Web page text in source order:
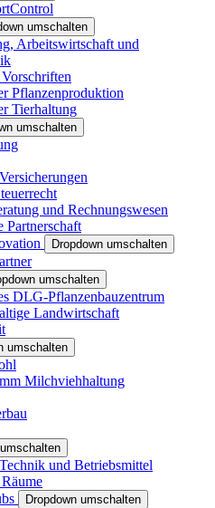
umschalten
Arbeitswirtschaft und
Pflanzenproduktion
Tierhaltung
umschalten
und Rechnungswesen
Partnerschaft
Dropdown umschalten
umschalten
DLG-Pflanzenbauzentrum
Landwirtschaft
umschalten
Milchviehhaltung
und Betriebsmittel
Dropdown umschalten